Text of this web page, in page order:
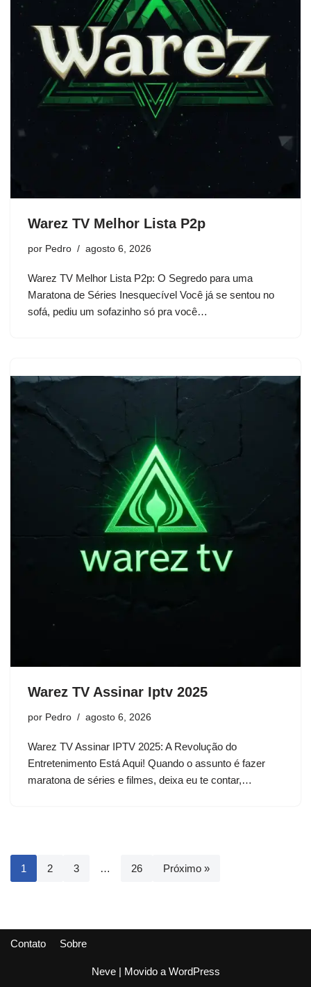
Warez TV Melhor Lista P2p
por Pedro agosto 6, 2026
Warez TV Melhor Lista P2p: O Segredo para uma
Maratona de Séries Inesquecível Você já se sentou no
sofá, pediu um sofazinho só pra você…
Warez TV Assinar Iptv 2025
por Pedro agosto 6, 2026
Warez TV Assinar IPTV 2025: A Revolução do
Entretenimento Está Aqui! Quando o assunto é fazer
maratona de séries e filmes, deixa eu te contar,…
1 2 3 … 26 Próximo »
Contato Sobre
Neve| Movido a WordPress